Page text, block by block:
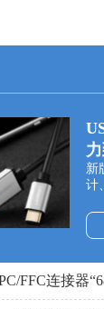
新
计
（
接
不
插
线
FFC连接器